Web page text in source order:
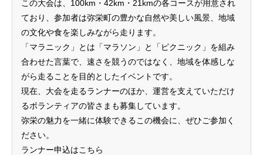
この大会は、100km・42km・21kmの各コースが用意され
ており、参加者は弥栄町の豊かな自然や美しい風景、地域
の文化や食を楽しみながら走ります。
「マラニック」とは「マラソン」と「ピクニック」を組み
合わせた言葉で、速さを競うのではなく、地域を体感しな
がら走ることを目的としたイベントです。
現在、大会を走るランナーのほか、運営を支えていただけ
るボランティアの皆さまも募集しています。
弥栄の魅力を一緒に体験できるこの機会に、ぜひご参加く
ださい。
ランナー申込はこちら